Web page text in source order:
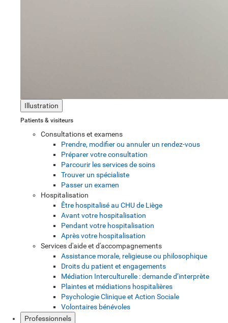
Illustration
Patients & visiteurs
Consultations et examens
Prendre, modifier ou annuler un rendez-vous
Préparer votre consultation
Parcourir les services de soins
Trouver un spécialiste
Passer un examen
Hospitalisation
Être hospitalisé au CHU de Liège
Avant votre hospitalisation
Pendant votre hospitalisation
Après votre hospitalisation
Services d'aide et d'accompagnements
Assistance morale, religieuse ou philosophique
Droits du patient et engagements
Médiation Interculturelle : demande d’interprète
Plaintes et médiations hospitalières
Psychologie Clinique et Action Sociale
Volontaires bénévoles
Professionnels